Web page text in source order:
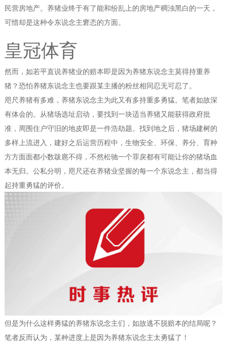
民营房地产。养猪业终于有了能和纷乱上的房地产稠浊黑白的一天，
可惜却是这种令东说念主窘态的方面。
皇冠体育
然而，如若平直说养猪业的赔本即是因为养猪东说念主莫得持重养
猪？恐怕养猪东说念主也要跟某主播的粉丝相同忍无可忍了。
咫尺养猪有多难，养猪东说念主为此又有多持重多勇猛。笔者如故深
有体会的。从猪场选址启动，要找到一块适当养猪又能获得政府批
准，周围住户守旧的地皮即是一件浩劫题。找到地之后，猪场建树的
多样上流进入，建好之后运营历程中，生物安全、环保、养分、育种
方方面面都小数跋扈不得，不然松驰一个罪戾都有可能让你的猪场血
本无归。公私分明，咫尺还在养猪业坚握的每一个东说念主，都当得
起持重勇猛的评价。
但是为什么这样勇猛的养猪东说念主们，如故逃不脱赔本的结局呢？
笔者反而认为，某种进度上是因为养猪东说念主太勇猛了！